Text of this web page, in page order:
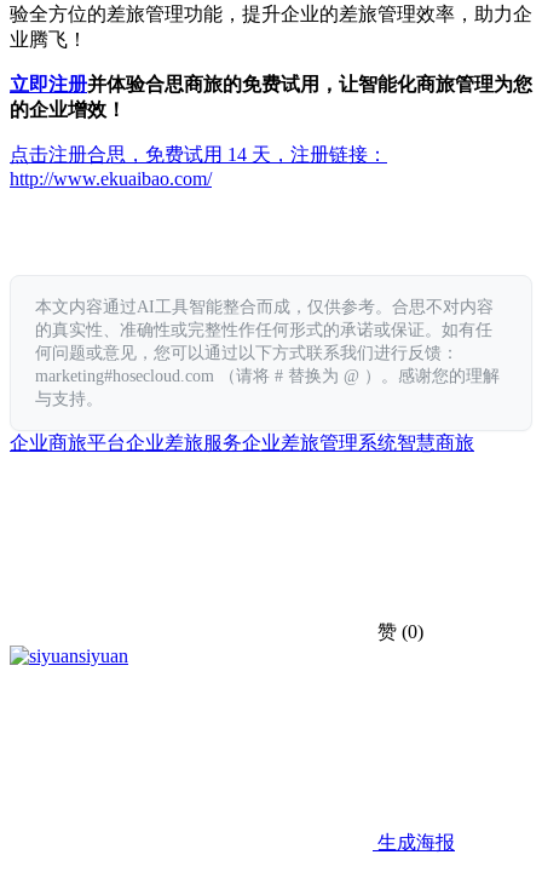
验全方位的差旅管理功能，提升企业的差旅管理效率，助力企
业腾飞！
立即注册并体验合思商旅的免费试用，让智能化商旅管理为您
的企业增效！
点击注册合思，免费试用 14 天，注册链接：
http://www.ekuaibao.com/
本文内容通过AI工具智能整合而成，仅供参考。合思不对内容
的真实性、准确性或完整性作任何形式的承诺或保证。如有任
何问题或意见，您可以通过以下方式联系我们进行反馈：
marketing#hosecloud.com （请将 # 替换为 @ ）。感谢您的理解
与支持。
企业商旅平台企业差旅服务企业差旅管理系统智慧商旅
赞 (0)
siyuan
生成海报